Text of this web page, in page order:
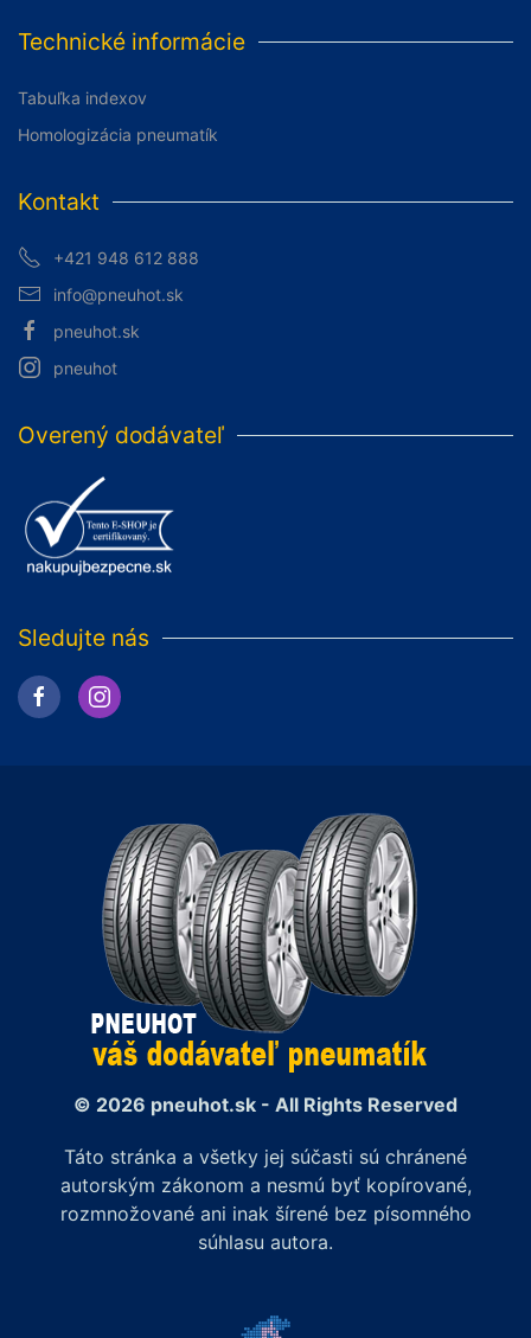
Technické informácie
Tabuľka indexov
Homologizácia pneumatík
Kontakt
+421 948 612 888
info@pneuhot.sk
pneuhot.sk
pneuhot
Overený dodávateľ
Sledujte nás
© 2026 pneuhot.sk - All Rights Reserved
Táto stránka a všetky jej súčasti sú chránené
autorským zákonom a nesmú byť kopírované,
rozmnožované ani inak šírené bez písomného
súhlasu autora.